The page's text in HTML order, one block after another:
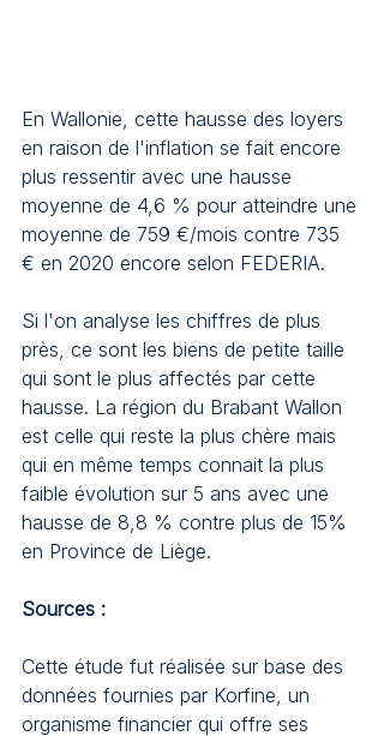
En Wallonie, cette hausse des loyers
en raison de l'inflation se fait encore
plus ressentir avec une hausse
moyenne de 4,6 % pour atteindre une
moyenne de 759 €/mois contre 735
€ en 2020 encore selon FEDERIA.
Si l'on analyse les chiffres de plus
près, ce sont les biens de petite taille
qui sont le plus affectés par cette
hausse. La région du Brabant Wallon
est celle qui reste la plus chère mais
qui en même temps connait la plus
faible évolution sur 5 ans avec une
hausse de 8,8 % contre plus de 15%
en Province de Liège.
Sources :
Cette étude fut réalisée sur base des
données fournies par Korfine, un
organisme financier qui offre ses